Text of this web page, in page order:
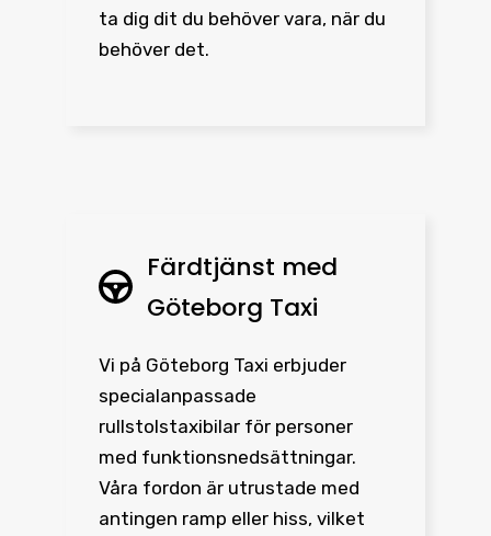
ta dig dit du behöver vara, när du
behöver det.
Färdtjänst med
Göteborg Taxi
Vi på Göteborg Taxi erbjuder
specialanpassade
rullstolstaxibilar för personer
med funktionsnedsättningar.
Våra fordon är utrustade med
antingen ramp eller hiss, vilket